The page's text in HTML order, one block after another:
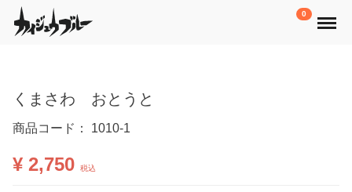
0 Menu
くまさわ おとうと
商品コード： 1010-1
¥ 2,750 税込